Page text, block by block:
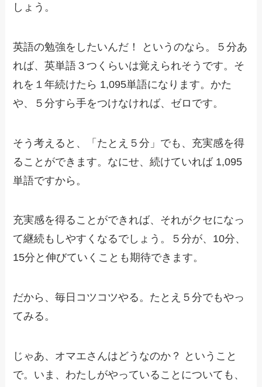
しょう。
英語の勉強をしたいんだ！ というのなら。５分あ
れば、英単語３つくらいは覚えられそうです。そ
れを１年続けたら 1,095単語になります。かた
や、５分すら手をつけなければ、ゼロです。
そう考えると、「たとえ５分」でも、充実感を得
ることができます。なにせ、続けていれば 1,095
単語ですから。
充実感を得ることができれば、それがクセになっ
て継続もしやすくなるでしょう。５分が、10分、
15分と伸びていくことも期待できます。
だから、毎日コツコツやる。たとえ５分でもやっ
てみる。
じゃあ、オマエさんはどうなのか？ ということ
で。いま、わたしがやっていることについても、